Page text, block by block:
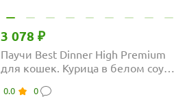
3 078 ₽
Паучи Best Dinner High Premium
для кошек. Курица в белом соусе
0.0 0